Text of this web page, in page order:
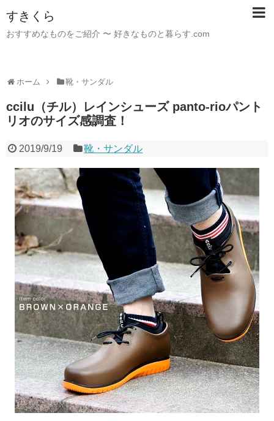
すきくら
おすすめなものをご紹介 〜 好きなものと暮らす.com
ホーム 靴・サンダル
ccilu（チル）レインシューズ panto-rioパント
リオのサイズ感調査！
2019/9/19 靴・サンダル